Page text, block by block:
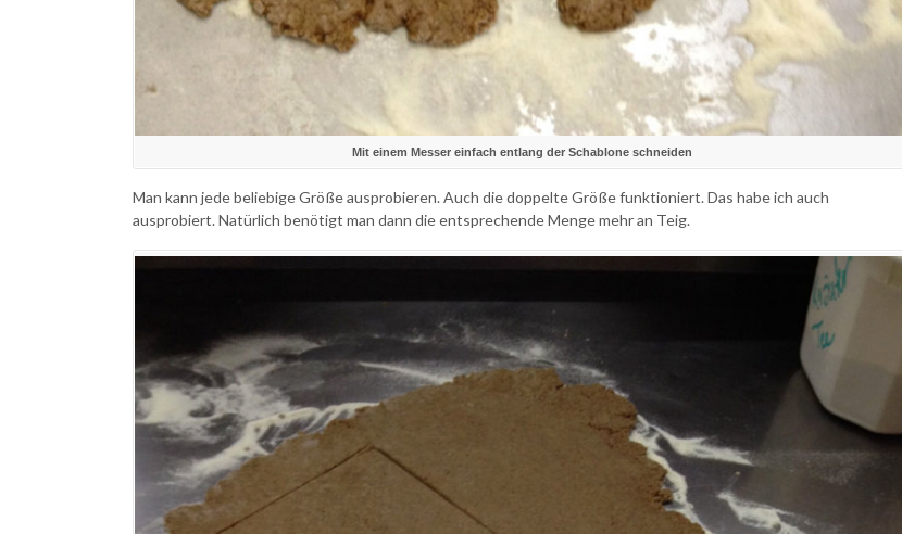
Mit einem Messer einfach entlang der Schablone schneiden
Man kann jede beliebige Größe ausprobieren. Auch die doppelte Größe funktioniert. Das habe ich auch
ausprobiert. Natürlich benötigt man dann die entsprechende Menge mehr an Teig.